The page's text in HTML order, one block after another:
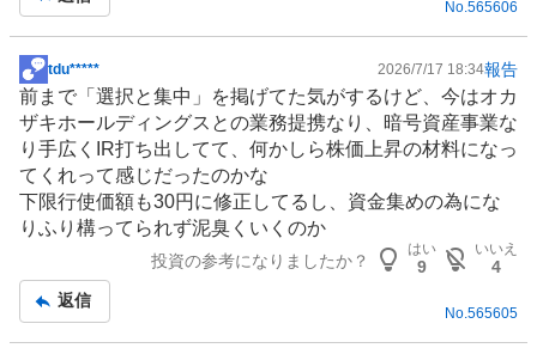
No.565606
掲
示
板
記
事
tdu***** 2026/7/17 18:34報告
前まで「選択と集中」を掲げてた気がするけど、今はオカ
ザキホールディングスとの業務提携なり、暗号資産事業な
り手広く
IR打ち出してて、何かしら株価上昇の材料になっ
てくれって感じだったのかな
下限行使価額も30円に修正してるし、資金集めの為にな
りふり構ってられず泥臭くいくのか
投資の参考になりましたか？
はい
9
いいえ
4
返信
No. 565605